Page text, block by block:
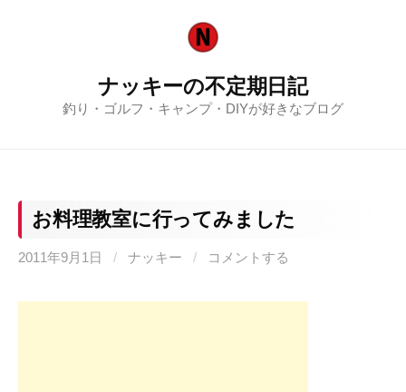
ナッキーの不定期日記
釣り・ゴルフ・キャンプ・DIYが好きなブログ
お料理教室に行ってみました
2011年9月1日 / ナッキー / コメントする